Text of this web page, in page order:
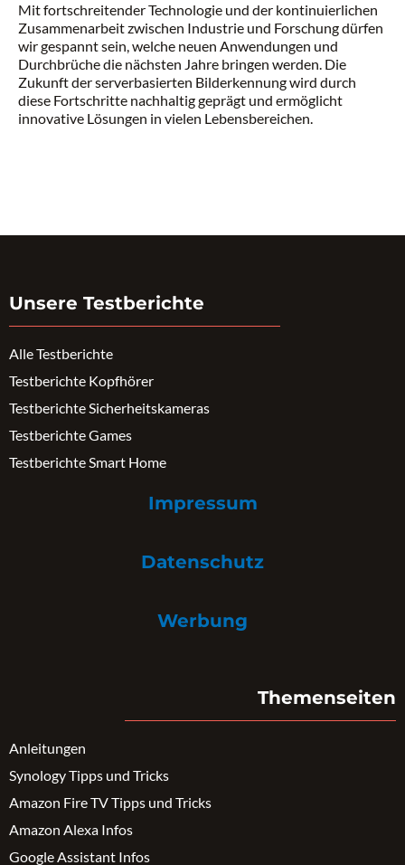
Mit fortschreitender Technologie und der kontinuierlichen
Zusammenarbeit zwischen Industrie und Forschung dürfen
wir gespannt sein, welche neuen Anwendungen und
Durchbrüche die nächsten Jahre bringen werden. Die
Zukunft der serverbasierten Bilderkennung wird durch
diese Fortschritte nachhaltig geprägt und ermöglicht
innovative Lösungen in vielen Lebensbereichen.
Unsere Testberichte
Alle Testberichte
Testberichte Kopfhörer
Testberichte Sicherheitskameras
Testberichte Games
Testberichte Smart Home
Impressum
Datenschutz
Werbung
Themenseiten
Anleitungen
Synology Tipps und Tricks
Amazon Fire TV Tipps und Tricks
Amazon Alexa Infos
Google Assistant Infos